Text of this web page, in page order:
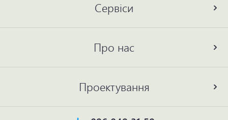
Сервіси
Про нас
Проектування